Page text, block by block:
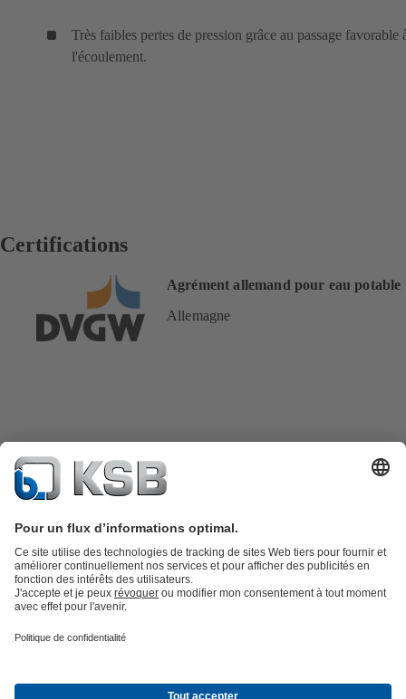
Très faibles pertes de pression grâce au passage favorable
l'écoulement.
Certifications
Agrément allemand pour eau potable
Allemagne
IndustrieBâtimentÉnergie